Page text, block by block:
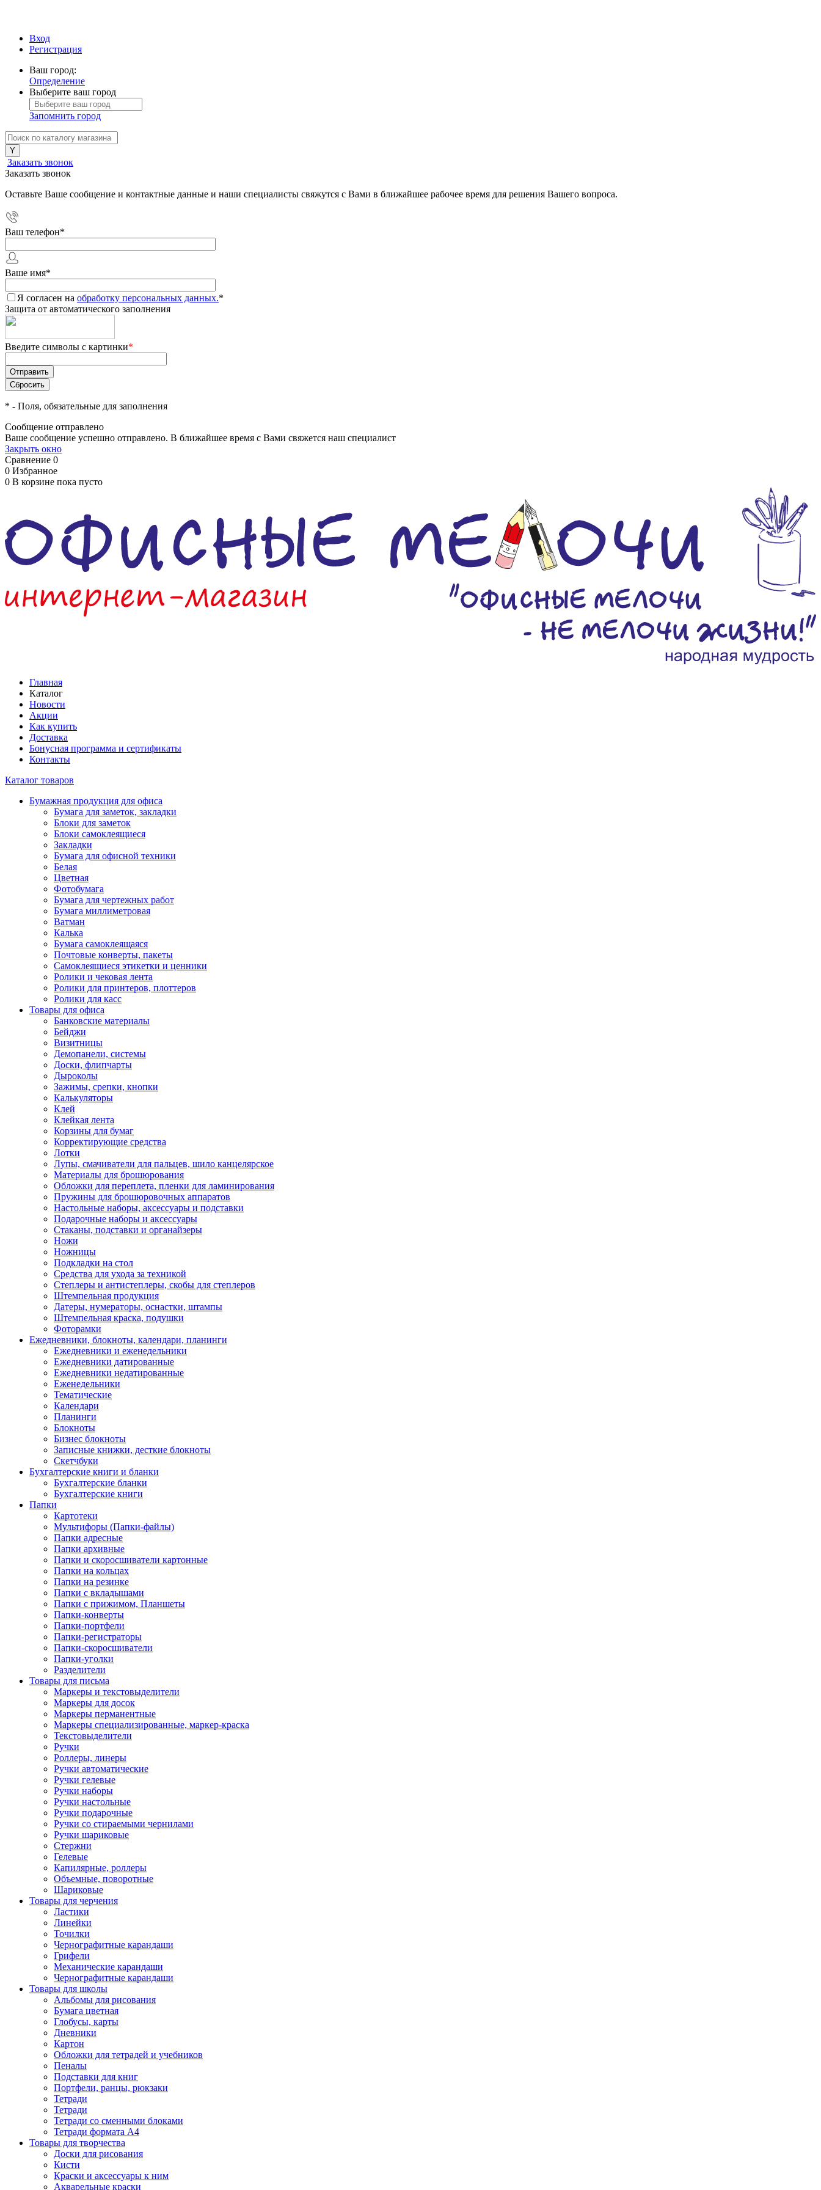
Вход
Регистрация
Ваш город:
Определение
Выберите ваш город
Запомнить город
Заказать звонок
Заказать звонок
Оставьте Ваше сообщение и контактные данные и наши специалисты свяжутся с Вами в ближайшее рабочее время для решения Вашего вопроса.
Ваш телефон*
Ваше имя*
Я согласен на обработку персональных данных.*
Защита от автоматического заполнения
Введите символы с картинки*
* - Поля, обязательные для заполнения
Сообщение отправлено
Ваше сообщение успешно отправлено. В ближайшее время с Вами свяжется наш специалист
Закрыть окно
Сравнение 0
0 Избранное
0 В корзине пока пусто
Главная
Каталог
Новости
Акции
Как купить
Доставка
Бонусная программа и сертификаты
Контакты
Каталог товаров
Бумажная продукция для офиса
Бумага для заметок, закладки
Блоки для заметок
Блоки самоклеящиеся
Закладки
Бумага для офисной техники
Белая
Цветная
Фотобумага
Бумага для чертежных работ
Бумага миллиметровая
Ватман
Калька
Бумага самоклеящаяся
Почтовые конверты, пакеты
Самоклеящиеся этикетки и ценники
Ролики и чековая лента
Ролики для принтеров, плоттеров
Ролики для касс
Товары для офиса
Банковские материалы
Бейджи
Визитницы
Демопанели, системы
Доски, флипчарты
Дыроколы
Зажимы, срепки, кнопки
Калькуляторы
Клей
Клейкая лента
Корзины для бумаг
Корректирующие средства
Лотки
Лупы, смачиватели для пальцев, шило канцелярское
Материалы для брошюрования
Обложки для переплета, пленки для ламинирования
Пружины для брошюровочных аппаратов
Настольные наборы, аксессуары и подставки
Подарочные наборы и аксессуары
Стаканы, подставки и органайзеры
Ножи
Ножницы
Подкладки на стол
Средства для ухода за техникой
Степлеры и антистеплеры, скобы для степлеров
Штемпельная продукция
Датеры, нумераторы, оснастки, штампы
Штемпельная краска, подушки
Фоторамки
Ежедневники, блокноты, календари, планинги
Ежедневники и еженедельники
Ежедневники датированные
Ежедневники недатированные
Еженедельники
Тематические
Календари
Планинги
Блокноты
Бизнес блокноты
Записные книжки, десткие блокноты
Скетчбуки
Бухгалтерские книги и бланки
Бухгалтерские бланки
Бухгалтерские книги
Папки
Картотеки
Мультифоры (Папки-файлы)
Папки адресные
Папки архивные
Папки и скоросшиватели картонные
Папки на кольцах
Папки на резинке
Папки с вкладышами
Папки с прижимом, Планшеты
Папки-конверты
Папки-портфели
Папки-регистраторы
Папки-скоросшиватели
Папки-уголки
Разделители
Товары для письма
Маркеры и текстовыделители
Маркеры для досок
Маркеры перманентные
Маркеры специализированные, маркер-краска
Текстовыделители
Ручки
Роллеры, линеры
Ручки автоматические
Ручки гелевые
Ручки наборы
Ручки настольные
Ручки подарочные
Ручки со стираемыми чернилами
Ручки шариковые
Стержни
Гелевые
Капилярные, роллеры
Объемные, поворотные
Шариковые
Товары для черчения
Ластики
Линейки
Точилки
Чернографитные карандаши
Грифели
Механические карандаши
Чернографитные карандаши
Товары для школы
Альбомы для рисования
Бумага цветная
Глобусы, карты
Дневники
Картон
Обложки для тетрадей и учебников
Пеналы
Подставки для книг
Портфели, ранцы, рюкзаки
Тетради
Тетради
Тетради со сменными блоками
Тетради формата А4
Товары для творчества
Доски для рисования
Кисти
Краски и аксессуары к ним
Акварельные краски